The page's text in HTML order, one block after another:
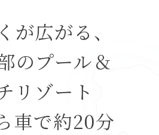
が広がる、
のプール＆
リゾート
車で約20分